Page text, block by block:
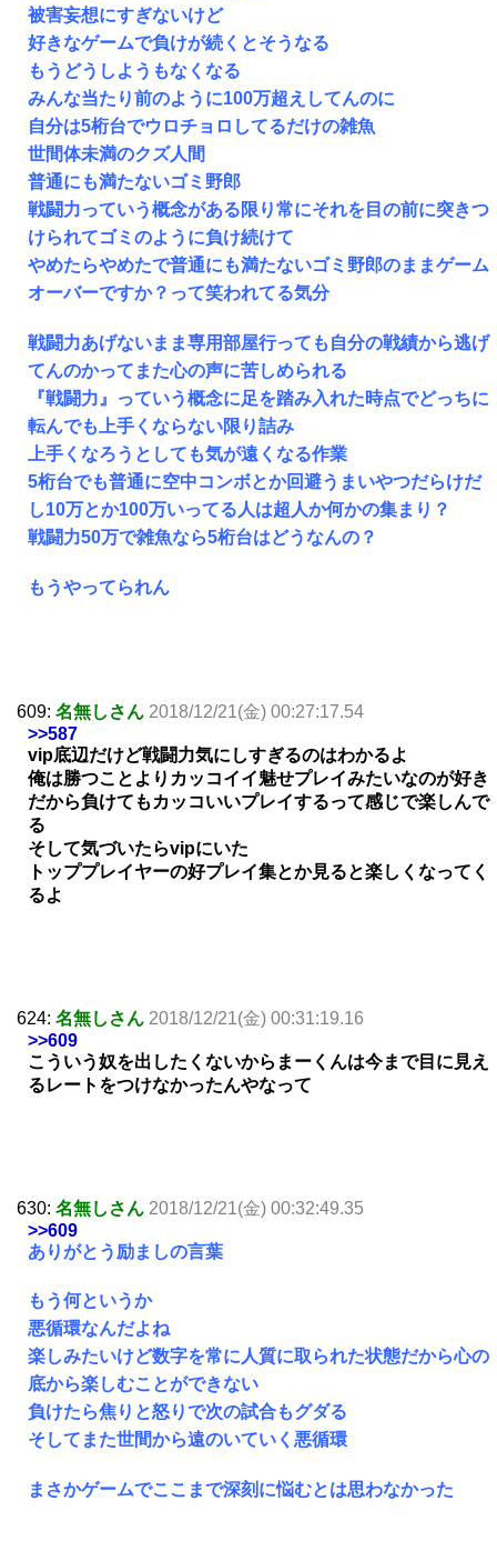
被害妄想にすぎないけど
好きなゲームで負けが続くとそうなる
もうどうしようもなくなる
みんな当たり前のように100万超えしてんのに
自分は5桁台でウロチョロしてるだけの雑魚
世間体未満のクズ人間
普通にも満たないゴミ野郎
戦闘力っていう概念がある限り常にそれを目の前に突きつ
けられてゴミのように負け続けて
やめたらやめたで普通にも満たないゴミ野郎のままゲーム
オーバーですか？って笑われてる気分
戦闘力あげないまま専用部屋行っても自分の戦績から逃げ
てんのかってまた心の声に苦しめられる
『戦闘力』っていう概念に足を踏み入れた時点でどっちに
転んでも上手くならない限り詰み
上手くなろうとしても気が遠くなる作業
5桁台でも普通に空中コンボとか回避うまいやつだらけだ
し10万とか100万いってる人は超人か何かの集まり？
戦闘力50万で雑魚なら5桁台はどうなんの？
もうやってられん
609: 名無しさん 2018/12/21(金) 00:27:17.54
>>587
vip底辺だけど戦闘力気にしすぎるのはわかるよ
俺は勝つことよりカッコイイ魅せプレイみたいなのが好き
だから負けてもカッコいいプレイするって感じで楽しんで
る
そして気づいたらvipにいた
トッププレイヤーの好プレイ集とか見ると楽しくなってく
るよ
624: 名無しさん 2018/12/21(金) 00:31:19.16
>>609
こういう奴を出したくないからまーくんは今まで目に見え
るレートをつけなかったんやなって
630: 名無しさん 2018/12/21(金) 00:32:49.35
>>609
ありがとう励ましの言葉
もう何というか
悪循環なんだよね
楽しみたいけど数字を常に人質に取られた状態だから心の
底から楽しむことができない
負けたら焦りと怒りで次の試合もグダる
そしてまた世間から遠のいていく悪循環
まさかゲームでここまで深刻に悩むとは思わなかった